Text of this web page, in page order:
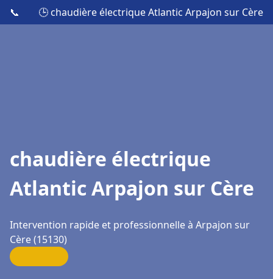
📞 🕒 chaudière électrique Atlantic Arpajon sur Cère
chaudière électrique
Atlantic Arpajon sur Cère
Intervention rapide et professionnelle à Arpajon sur
Cère (15130)